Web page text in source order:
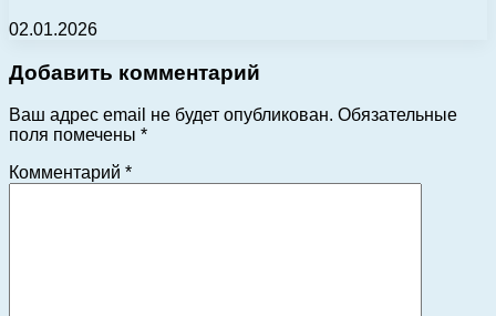
02.01.2026
Добавить комментарий
Ваш адрес email не будет опубликован. Обязательные
поля помечены *
Комментарий *